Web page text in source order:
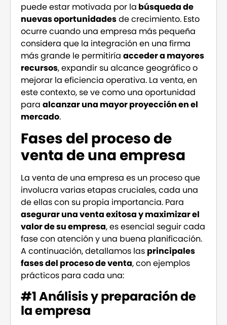
puede estar motivada por la búsqueda de
nuevas oportunidadesde crecimiento. Esto
ocurre cuando una empresa más pequeña
considera que la integración en una firma
más grande le permitiría acceder a mayores
recursos, expandir su alcance geográfico o
mejorar la eficiencia operativa. La venta, en
este contexto, se ve como una oportunidad
para alcanzar una mayor proyección en el
mercado.
Fases del proceso de
venta de una empresa
La venta de una empresa es un proceso que
involucra varias etapas cruciales, cada una
de ellas con su propia importancia. Para
asegurar una venta exitosa y maximizar el
valor de su empresa, es esencial seguir cada
fase con atención y una buena planificación.
A continuación, detallamos las principales
fases del proceso de venta, con ejemplos
prácticos para cada una:
#1 Análisis y preparación de
la empresa